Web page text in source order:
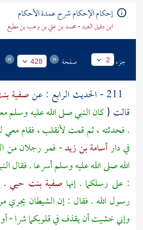
إحكام الإحكام شرح عمدة الأحكام
ابن دقيق العيد - محمد بن علي بن وهب بن مطيع
جزء 2 صفحة 428
صفية
قالت {كان النبي صلى الله عليه وسلم
. فحدثته ، ثم قمت لأنقلب ، فقام معي
في دارأسامة بن زيد- فمر رجلان من
الله صلى الله عليه وسلم أسرعا . فقال
: على رسلكما . إنها صفية بنت حيي .
رسول الله . فقال : إن الشيطان يجري
وإني خشيت أن يقذف في قلوبكما شرا -